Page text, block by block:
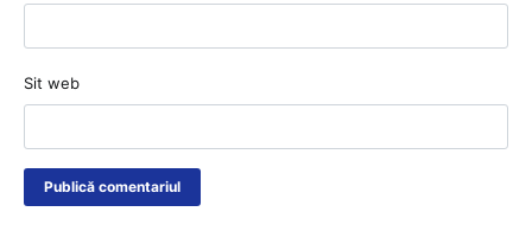
Sit web